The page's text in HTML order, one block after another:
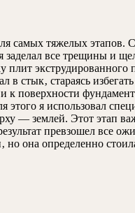
самых тяжелых этапов.
все трещины и
стараясь
к поверхности
я использовал
— землей. Этот этап
превзошел все
она определенно